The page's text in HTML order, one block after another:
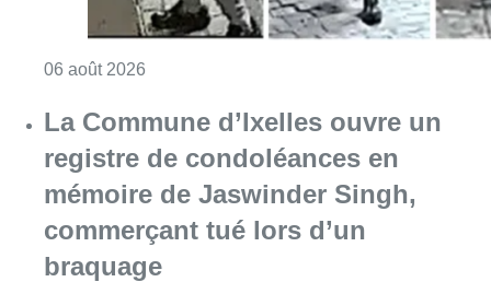
06 août 2026
La Commune d’Ixelles ouvre un
registre de condoléances en
mémoire de Jaswinder Singh,
commerçant tué lors d’un
braquage